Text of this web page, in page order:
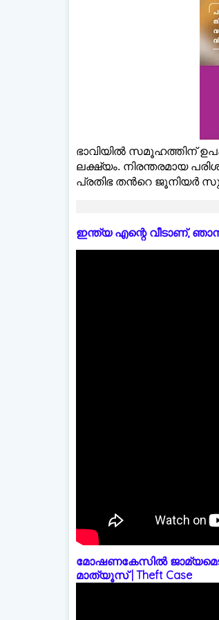
ഭാവിയില്‍ സമൂഹത്തിന്
ലക്ഷ്യം. നിരന്തരമായ
പ്രതിഭ തന്‍റെ ജൂനിയർ
ഇന്ത്യ എന്റെ വീടാണ്, ഞാൻ
മോഷണകേസിൽ
മാത്യൂസ് | Theft Case